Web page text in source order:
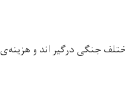
جنگی درگیر اند و هزینه‌ی